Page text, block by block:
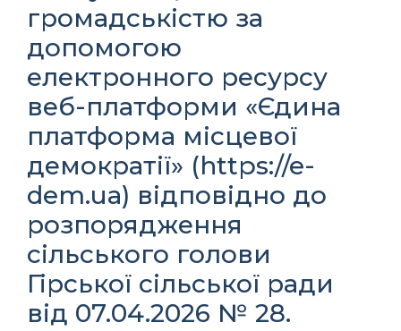
громадськістю за
допомогою
електронного ресурсу
веб-платформи «Єдина
платформа місцевої
демократії» (https://e-
dem.ua) відповідно до
розпорядження
сільського голови
Гірської сільської ради
від 07.04.2026 № 28.